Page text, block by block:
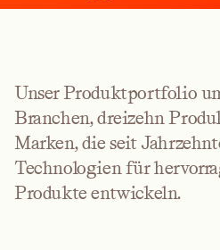
Unser Produktportfolio
Branchen, dreizehn
Marken, die seit
Technologien für
Produkte entwickeln.